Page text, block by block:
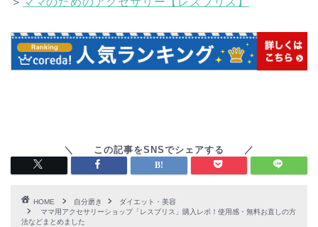
HOME 自分磨き
ダイエット・美容
ママ用アクセサリーショップ「レスブリス」購入レポ！使用感・無料お直しの方
法などまとめました